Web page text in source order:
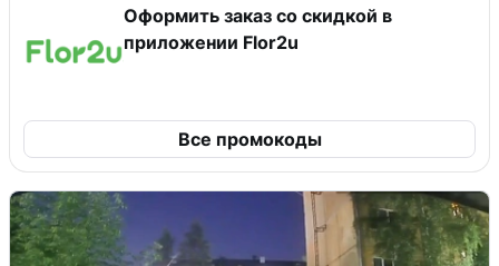
Оформить заказ со скидкой в
приложении Flor2u
Все промокоды